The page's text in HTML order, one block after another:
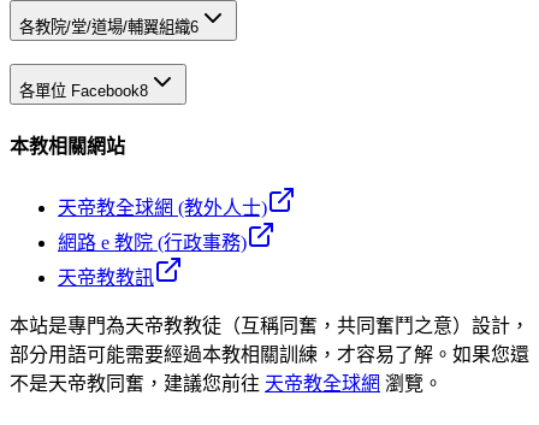
各教院/堂/道場/輔翼組織6
各單位 Facebook8
本教相關網站
天帝教全球網 (教外人士)
網路 e 教院 (行政事務)
天帝教教訊
本站是專門為天帝教教徒（互稱同奮，共同奮鬥之意）設計，
部分用語可能需要經過本教相關訓練，才容易了解。如果您還
不是天帝教同奮，建議您前往 天帝教全球網 瀏覽。